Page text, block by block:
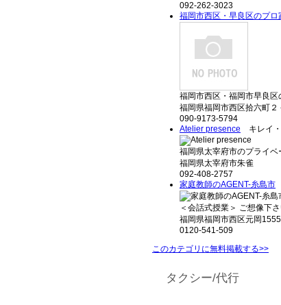
092-262-3023
福岡市西区・早良区のプロ
福岡市西区・福岡市早良
福岡県福岡市西区拾六町２
090-9173-5794
Atelier presence キレイ・
福岡県太宰府市のプライ
福岡県太宰府市朱雀
092-408-2757
家庭教師のAGENT-糸島市
＜会話式授業＞ ご想像下
福岡県福岡市西区元岡1555
0120-541-509
このカテゴリに無料掲載する>>
タクシー/代行